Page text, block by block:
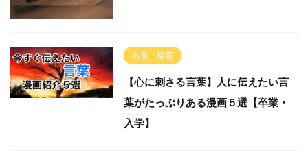
名言・格言
【心に刺さる言葉】人に伝えたい言
葉がたっぷりある漫画５選【卒業・
入学】